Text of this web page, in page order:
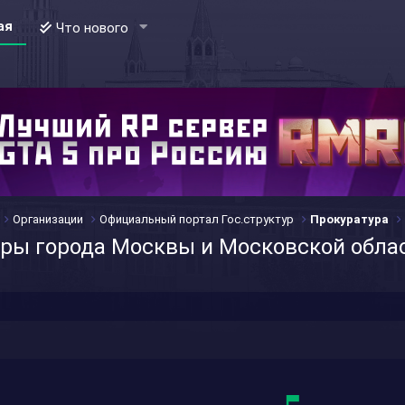
Что нового
Организации Официальный портал Гос.структур Прокуратура
города Москвы и Московской